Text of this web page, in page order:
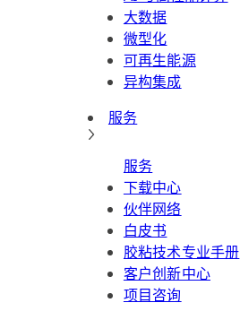
大数据
微型化
可再生能源
异构集成
服务
服务
下载中心
伙伴网络
白皮书
胶粘技术专业手册
客户创新中心
项目咨询